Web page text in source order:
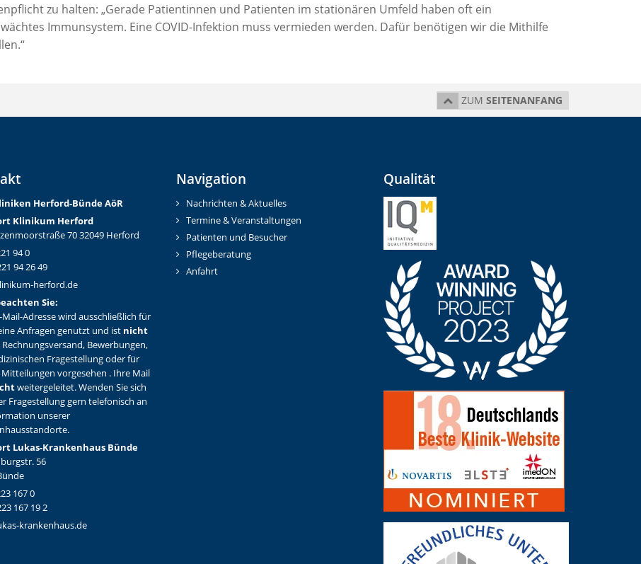
zu halten: „Gerade Patientinnen und Patienten im stationären Umfeld haben oft ein
Immunsystem. Eine COVID-Infektion muss vermieden werden. Dafür benötigen wir die Mithilfe
ZUM SEITENANFANG
Herford-Bünde AöR
Klinikum Herford
70 32049 Herford
94 0
94 26 49
herford.de
Sie:
Mail-Adresse wird ausschließlich für
Anfragen genutzt und ist nicht
Bewerbungen,
Fragestellung oder für
vorgesehen . Ihre Mail
weitergeleitet. Wenden Sie sich
Fragestellung gern telefonisch an
unserer
Lukas-Krankenhaus Bünde
56
167 0
167 19 2
krankenhaus.de
Navigation
Nachrichten & Aktuelles
Termine & Veranstaltungen
Patienten und Besucher
Pflegeberatung
Anfahrt
Qualität